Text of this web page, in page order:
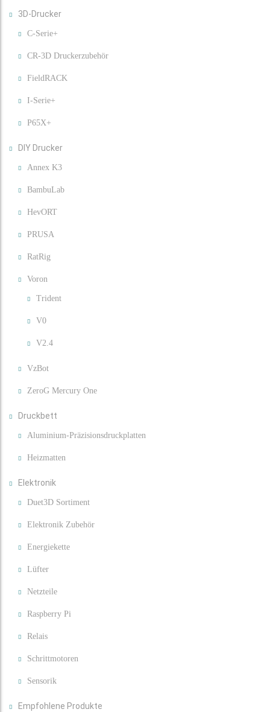
3D-Drucker
C-Serie+
CR-3D Druckerzubehör
FieldRACK
I-Serie+
P65X+
DIY Drucker
Annex K3
BambuLab
HevORT
PRUSA
RatRig
Voron
Trident
V0
V2.4
VzBot
ZeroG Mercury One
Druckbett
Aluminium-Präzisionsdruckplatten
Heizmatten
Elektronik
Duet3D Sortiment
Elektronik Zubehör
Energiekette
Lüfter
Netzteile
Raspberry Pi
Relais
Schrittmotoren
Sensorik
Empfohlene Produkte